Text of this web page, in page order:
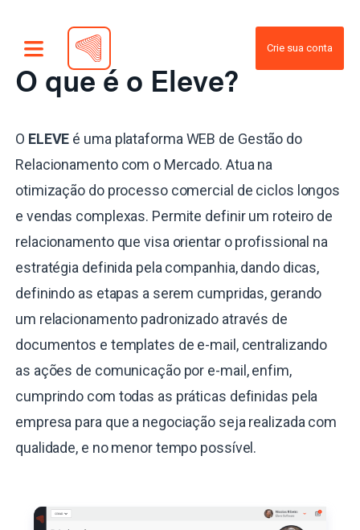
Crie sua conta
O que é o Eleve?
O ELEVE é uma plataforma WEB de Gestão do
Relacionamento com o Mercado. Atua na
otimização do processo comercial de ciclos longos
e vendas complexas. Permite definir um roteiro de
relacionamento que visa orientar o profissional na
estratégia definida pela companhia, dando dicas,
definindo as etapas a serem cumpridas, gerando
um relacionamento padronizado através de
documentos e templates de e-mail, centralizando
as ações de comunicação por e-mail, enfim,
cumprindo com todas as práticas definidas pela
empresa para que a negociação seja realizada com
qualidade, e no menor tempo possível.